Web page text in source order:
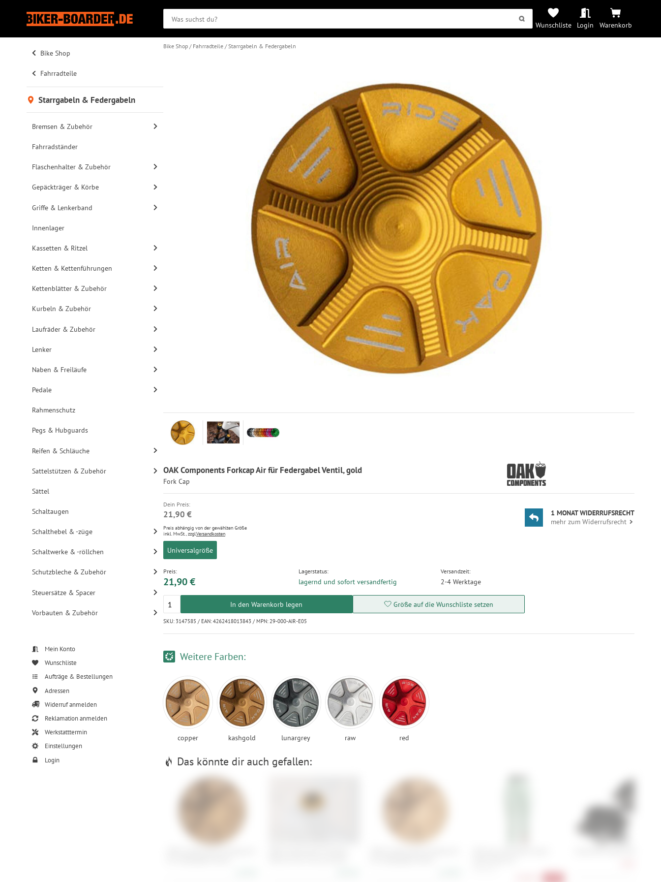
Wunschliste Login Warenkorb
Bike Shop
Fahrradteile
Starrgabeln & Federgabeln
Bremsen & Zubehör
Fahrradständer
Flaschenhalter & Zubehör
Gepäckträger & Körbe
Griffe & Lenkerband
Innenlager
Kassetten & Ritzel
Ketten & Kettenführungen
Kettenblätter & Zubehör
Kurbeln & Zubehör
Laufräder & Zubehör
Lenker
Naben & Freiläufe
Pedale
Rahmenschutz
Pegs & Hubguards
Reifen & Schläuche
Sattelstützen & Zubehör
Sättel
Schaltaugen
Schalthebel & -züge
Schaltwerke & -röllchen
Schutzbleche & Zubehör
Steuersätze & Spacer
Vorbauten & Zubehör
Mein Konto
Wunschliste
Aufträge & Bestellungen
Adressen
Widerruf anmelden
Reklamation anmelden
Werkstatttermin
Einstellungen
Login
Bike Shop Fahrradteile Starrgabeln & Federgabeln
OAK Components Forkcap Air für Federgabel Ventil, gold
Fork Cap
Dein Preis:
21,90 €
Preis abhängig von der gewählten Größe
inkl. MwSt., zzgl.Versandkosten
Universalgröße
Preis:
21,90 €
Lagerstatus:
lagernd und sofort versandfertig
Versandzeit:
2-4 Werktage
In den Warenkorb legen Größe auf die Wunschliste setzen
SKU: 3147585 / EAN: 4262418013843 / MPN: 29-000-AIR-E05
1 MONAT WIDERRUFSRECHT
mehr zum Widerrufsrecht
Weitere Farben:
copper kashgold lunargrey raw red
Das könnte dir auch gefallen: